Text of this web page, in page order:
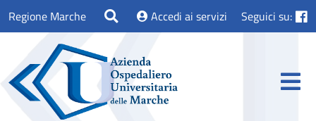
Regione Marche Accedi ai servizi Seguici su: